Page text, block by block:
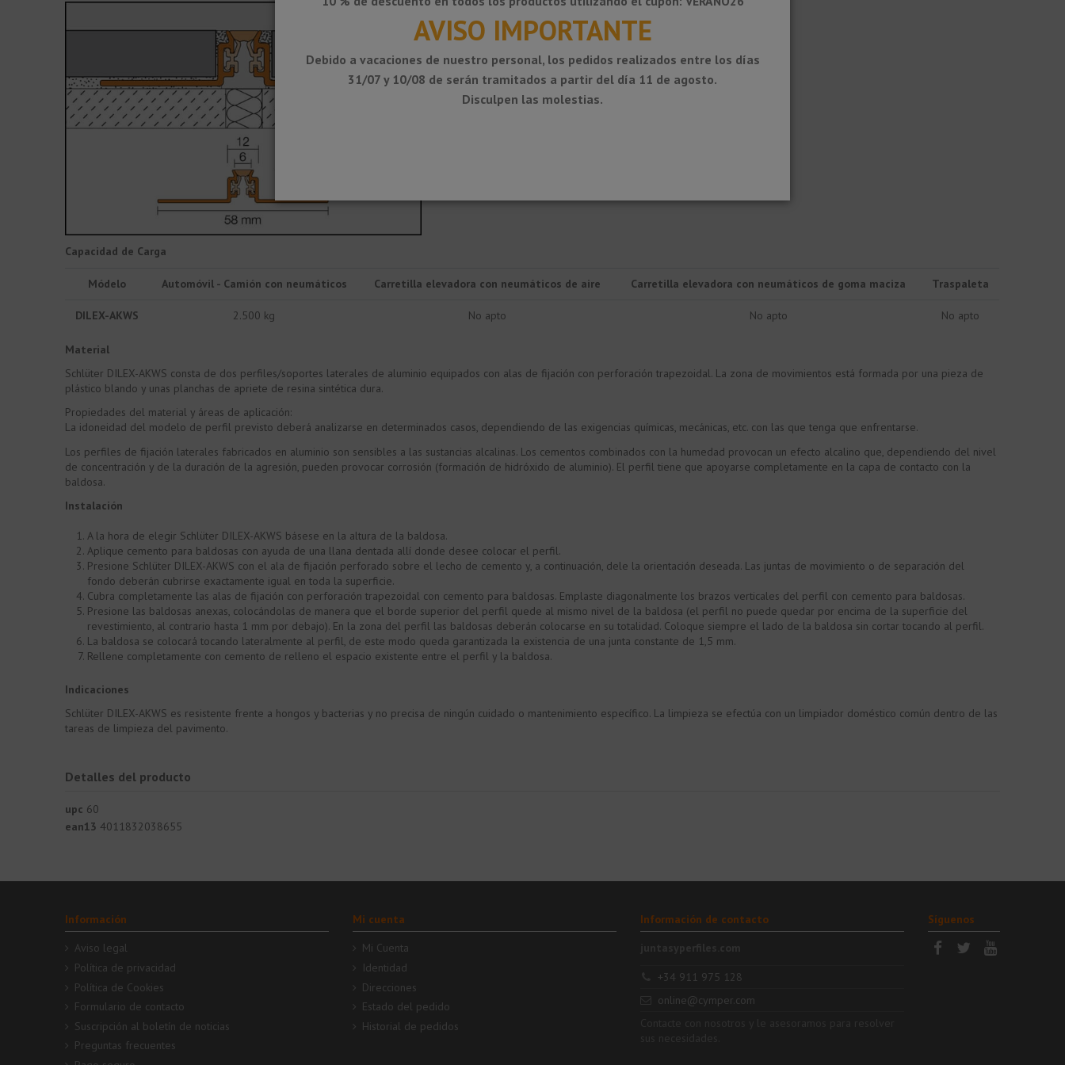
Capacidad de Carga
Módelo Automóvil - Camión con neumáticos Carretilla elevadora con neumáticos de aire Carretilla elevadora con neumáticos de goma maciza Traspaleta
DILEX-AKWS 2.500 kg No apto No apto No apto
Material
Schlüter DILEX-AKWS consta de dos perfiles/soportes laterales de aluminio equipados con alas de fijación con perforación trapezoidal. La zona de movimientos está formada por una pieza de
plástico blando y unas planchas de apriete de resina sintética dura.
Propiedades del material y áreas de aplicación:
La idoneidad del modelo de perfil previsto deberá analizarse en determinados casos, dependiendo de las exigencias químicas, mecánicas, etc. con las que tenga que enfrentarse.
Los perfiles de fijación laterales fabricados en aluminio son sensibles a las sustancias alcalinas. Los cementos combinados con la humedad provocan un efecto alcalino que, dependiendo del nivel
de concentración y de la duración de la agresión, pueden provocar corrosión (formación de hidróxido de aluminio). El perfil tiene que apoyarse completamente en la capa de contacto con la
baldosa.
Instalación
A la hora de elegir Schlüter DILEX-AKWS básese en la altura de la baldosa.
Aplique cemento para baldosas con ayuda de una llana dentada allí donde desee colocar el perfil.
Presione Schlüter DILEX-AKWS con el ala de fijación perforado sobre el lecho de cemento y, a continuación, dele la orientación deseada. Las juntas de movimiento o de separación del
fondo deberán cubrirse exactamente igual en toda la superficie.
Cubra completamente las alas de fijación con perforación trapezoidal con cemento para baldosas. Emplaste diagonalmente los brazos verticales del perfil con cemento para baldosas.
Presione las baldosas anexas, colocándolas de manera que el borde superior del perfil quede al mismo nivel de la baldosa (el perfil no puede quedar por encima de la superficie del
revestimiento, al contrario hasta 1 mm por debajo). En la zona del perfil las baldosas deberán colocarse en su totalidad. Coloque siempre el lado de la baldosa sin cortar tocando al perfil.
La baldosa se colocará tocando lateralmente al perfil, de este modo queda garantizada la existencia de una junta constante de 1,5 mm.
Rellene completamente con cemento de relleno el espacio existente entre el perfil y la baldosa.
Indicaciones
Schlüter DILEX-AKWS es resistente frente a hongos y bacterias y no precisa de ningún cuidado o mantenimiento específico. La limpieza se efectúa con un limpiador doméstico común dentro de las
tareas de limpieza del pavimento.
Detalles del producto
upc 60
ean13 4011832038655
Información
Aviso legal
Política de privacidad
Política de Cookies
Formulario de contacto
Suscripción al boletín de noticias
Preguntas frecuentes
Mi cuenta
Mi Cuenta
Identidad
Direcciones
Estado del pedido
Historial de pedidos
Información de contacto
+34 911 975 128
online@cymper.com
Síguenos
AVISO IMPORTANTE
Debido a vacaciones de nuestro personal, los pedidos realizados entre los días
31/07 y 10/08 de serán tramitados a partir del día 11 de agosto.
Disculpen las molestias.